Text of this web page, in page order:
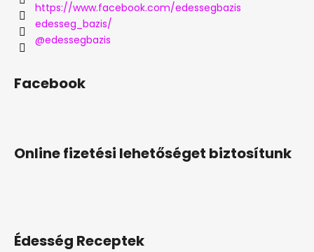
https://www.facebook.com/edessegbazis
edesseg_bazis/
@edessegbazis
Facebook
Online fizetési lehetőséget biztosítunk
Édesség Receptek